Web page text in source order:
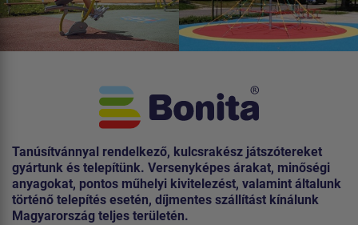
Tanúsítvánnyal rendelkező, kulcsrakész játszótereket
gyártunk és telepítünk. Versenyképes árakat, minőségi
anyagokat, pontos műhelyi kivitelezést, valamint általunk
történő telepítés esetén, díjmentes szállítást kínálunk
Magyarország teljes területén.